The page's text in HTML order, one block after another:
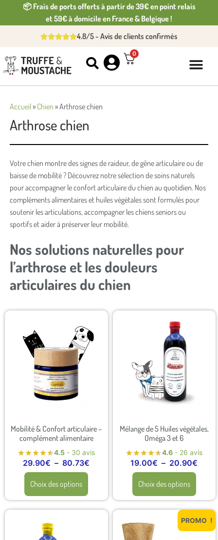
📦 Frais de ports offerts à partir de 39€ en point relais
et 59€ à domicile en France & Belgique !
4.8/5 - Avis de clients confirmés
0
Accueil» Chien »Arthrose chien
Arthrose chien
Votre chien montre des signes de raideur, de gêne articulaire ou de
baisse de mobilité ? Découvrez notre sélection de soins naturels
pour accompagner le confort articulaire du chien au quotidien. Nos
compléments alimentaires et huiles végétales sont formulés pour
soutenir les articulations, accompagner les chiens seniors ou
sportifs et aider à préserver leur mobilité.
Nos solutions naturelles pour
l’arthrose et les douleurs
articulaires du chien
Mobilité & Confort articulaire –
complément alimentaire
4.5 - 30 avis
29.90€ – 80.73€
Choix des options
Mélange de 5 Huiles végétales,
Oméga 3 et 6
4.6 - 26 avis
19.00€ – 20.90€
Choix des options
PROMO !